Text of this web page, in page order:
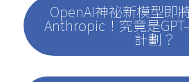
OpenAI神祕新模型即
Anthropic！究竟是
計劃？